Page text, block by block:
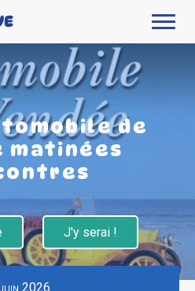
de
matinées
J'y serai !
2026